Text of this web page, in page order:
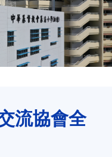
流協會全